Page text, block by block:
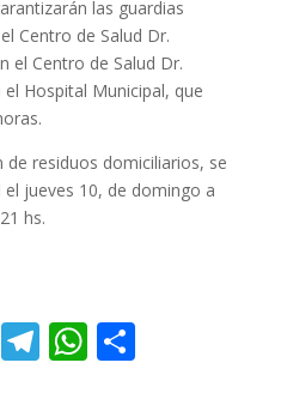
las guardias
Centro de Salud Dr.
el Centro de Salud Dr.
Hospital Municipal, que
de residuos domiciliarios, se
jueves 10, de domingo a
hs.
T W C